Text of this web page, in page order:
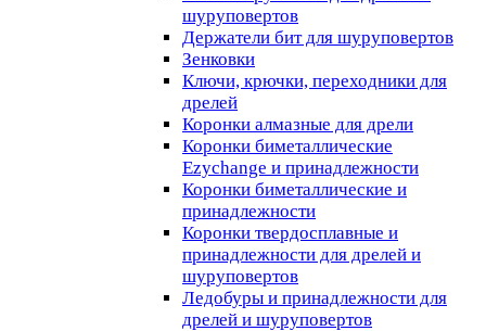
шуруповертов
Держатели бит для шуруповертов
Зенковки
Ключи, крючки, переходники для
дрелей
Коронки алмазные для дрели
Коронки биметаллические
Ezychange и принадлежности
Коронки биметаллические и
принадлежности
Коронки твердосплавные и
принадлежности для дрелей и
шуруповертов
Ледобуры и принадлежности для
дрелей и шуруповертов